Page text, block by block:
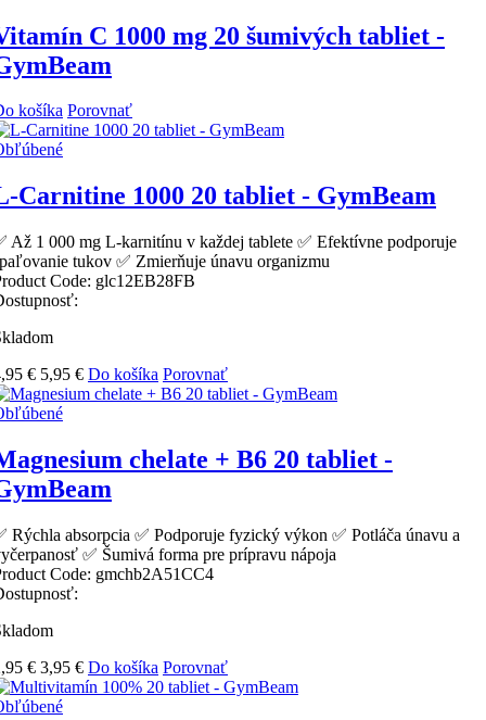
C 1000 mg 20 šumivých tabliet -
košíka Porovnať
Carnitine 1000 20 tabliet - GymBeam
Až 1 000 mg L-karnitínu v každej tablete ✅ Efektívne podporuje
tukov ✅ Zmierňuje únavu organizmu
Code: glc12EB28FB
€ 5,95 € Do košíka Porovnať
chelate + B6 20 tabliet -
Rýchla absorpcia ✅ Podporuje fyzický výkon ✅ Potláča únavu a
✅ Šumivá forma pre prípravu nápoja
Code: gmchb2A51CC4
€ 3,95 € Do košíka Porovnať